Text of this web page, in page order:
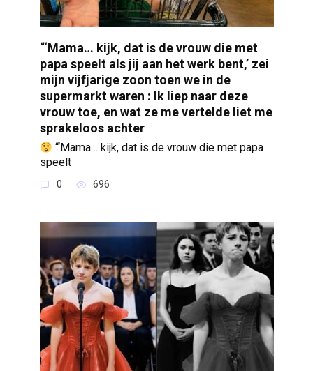
“‘Mama… kijk, dat is de vrouw die met
papa speelt als jij aan het werk bent,’ zei
mijn vijfjarige zoon toen we in de
supermarkt waren : Ik liep naar deze
vrouw toe, en wat ze me vertelde liet me
sprakeloos achter
“‘Mama… kijk, dat is de vrouw die met papa
speelt
0 696